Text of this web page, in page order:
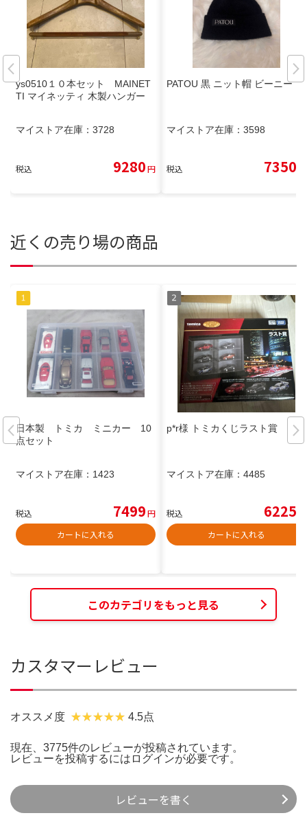
ys0510１０本セット MAINET
TI マイネッティ 木製ハンガー
マイストア在庫： 3728
税込 9280円
PATOU 黒 ニット帽 ビーニー
マイストア在庫： 3598
税込 7350
近くの売り場の商品
日本製 トミカ ミニカー 10
点セット
マイストア在庫： 1423
税込 7499円
カートに入れる
p*r様 トミカくじラスト賞
マイストア在庫： 4485
税込 6225
カートに入れる
このカテゴリをもっと見る
カスタマーレビュー
オススメ度 4.5点
現在、3775件のレビューが投稿されています。
レビューを投稿するには ログインが必要です。
レビューを書く